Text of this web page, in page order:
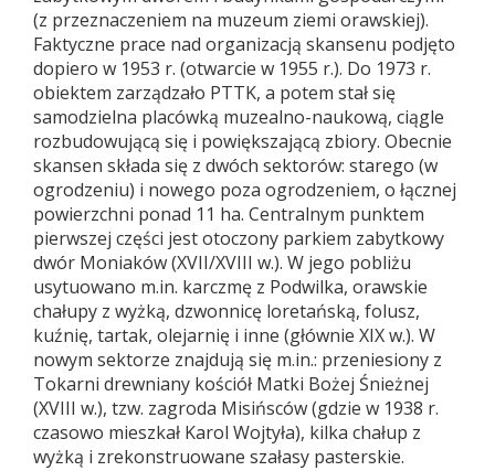
(z przeznaczeniem na muzeum ziemi orawskiej).
Faktyczne prace nad organizacją skansenu podjęto
dopiero w 1953 r. (otwarcie w 1955 r.). Do 1973 r.
obiektem zarządzało PTTK, a potem stał się
samodzielna placówką muzealno-naukową, ciągle
rozbudowującą się i powiększającą zbiory. Obecnie
skansen składa się z dwóch sektorów: starego (w
ogrodzeniu) i nowego poza ogrodzeniem, o łącznej
powierzchni ponad 11 ha. Centralnym punktem
pierwszej części jest otoczony parkiem zabytkowy
dwór Moniaków (XVII/XVIII w.). W jego pobliżu
usytuowano m.in. karczmę z Podwilka, orawskie
chałupy z wyżką, dzwonnicę loretańską, folusz,
kuźnię, tartak, olejarnię i inne (głównie XIX w.). W
nowym sektorze znajdują się m.in.: przeniesiony z
Tokarni drewniany kościół Matki Bożej Śnieżnej
(XVIII w.), tzw. zagroda Misińsców (gdzie w 1938 r.
czasowo mieszkał Karol Wojtyła), kilka chałup z
wyżką i zrekonstruowane szałasy pasterskie.